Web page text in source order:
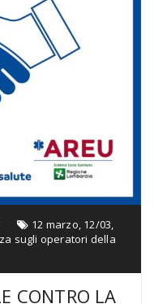
12 marzo, 12/03,
sugli operatori della
CONTRO LA